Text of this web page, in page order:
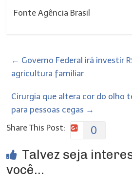
Fonte Agência Brasil
← Governo Federal irá investir
agricultura familiar
Cirurgia que altera cor do olho
para pessoas cegas →
Share This Post:
0
Talvez seja
você...